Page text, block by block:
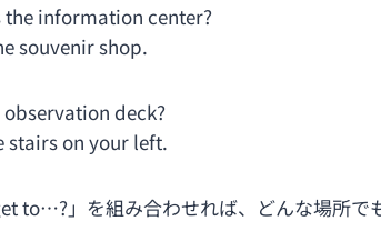
the information center?
souvenir shop.
deck?
stairs on your left.
to…?」を組み合わせれば、どんな場所で